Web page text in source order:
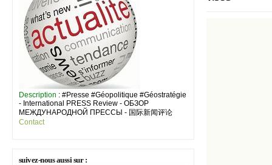
Description : #Presse #Géopolitique #Géostratégie
- International PRESS Review - ОБЗОР
МЕЖДУНАРОДНОЙ ПРЕССЫ - 国际新闻评论
Contact
suivez-nous aussi sur :